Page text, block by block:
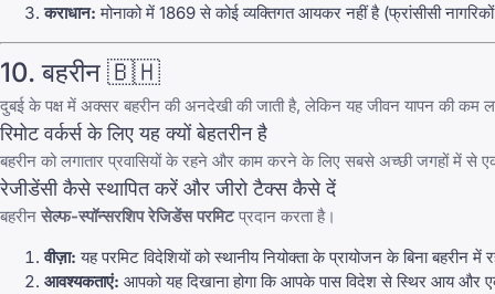
कराधान: मोनाको में 1869 से कोई व्यक्तिगत आयकर नहीं है (फ्रांसीसी
10. बहरीन 🇧🇭
दुबई के पक्ष में अक्सर बहरीन की अनदेखी की जाती है, लेकिन यह जीवन यापन की कम
रिमोट वर्कर्स के लिए यह क्यों बेहतरीन है
बहरीन को लगातार प्रवासियों के रहने और काम करने के लिए सबसे अच्छी जगहों में से
रेजीडेंसी कैसे स्थापित करें और जीरो टैक्स कैसे दें
बहरीन सेल्फ-स्पॉन्सरशिप रेजिडेंस परमिटप्रदान करता है।
वीज़ा: यह परमिट विदेशियों को स्थानीय नियोक्ता के प्रायोजन के बिना बहरीन
आवश्यकताएं: आपको यह दिखाना होगा कि आपके पास विदेश से स्थिर आय और